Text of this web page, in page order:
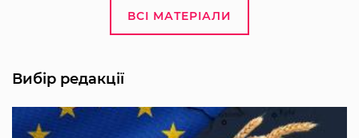
ВСІ МАТЕРІАЛИ
Вибір редакції